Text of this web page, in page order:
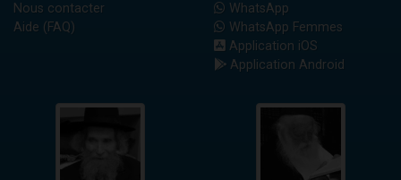
Nous contacter
Aide (FAQ)
WhatsApp
WhatsApp Femmes
Application iOS
Application Android